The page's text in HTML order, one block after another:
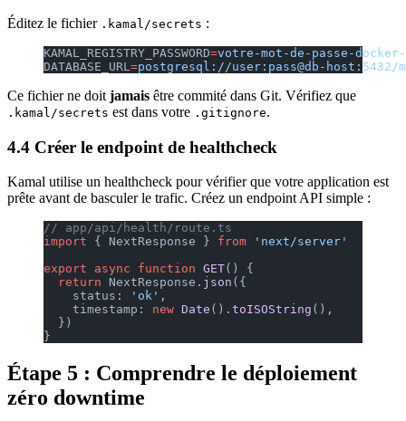
Éditez le fichier .kamal/secrets :
KAMAL_REGISTRY_PASSWORD=votre-mot-de-passe-docker-
DATABASE_URL =postgresql://user:pass@db-host:5432/
Ce fichier ne doit jamais être commité dans Git. Vérifiez que
.kamal/secrets est dans votre .gitignore.
4.4 Créer le endpoint de healthcheck
Kamal utilise un healthcheck pour vérifier que votre application est
prête avant de basculer le trafic. Créez un endpoint API simple :
// app/api/health/route.ts
import { NextResponse } from 'next/server'
export async function GET() {
  return
NextResponse. json ({
    status:
'ok' ,
    timestamp:
new Date (). toISOString (),
  })
}
Étape 5 : Comprendre le déploiement
zéro downtime